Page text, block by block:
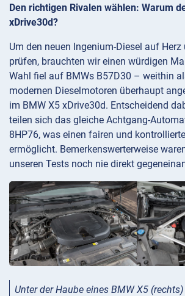
Den richtigen Rivalen wählen: Warum
xDrive30d?
Um den neuen Ingenium-Diesel auf Herz
prüfen, brauchten wir einen würdigen
Wahl fiel auf BMWs B57D30 – weithin
modernen Dieselmotoren überhaupt
im BMW X5 xDrive30d. Entscheidend
teilen sich das gleiche Achtgang-
8HP76, was einen fairen und
ermöglicht. Bemerkenswerterweise
unseren Tests noch nie direkt
Unter der Haube eines BMW X5